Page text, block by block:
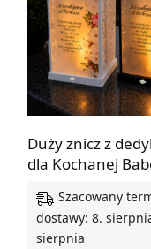
Duży znicz z
dla Kochanej
Szacowany
dostawy: 8.
sierpnia